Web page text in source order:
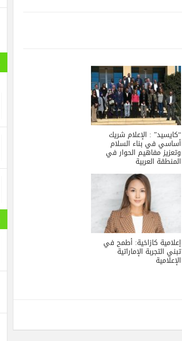
“كايسيد” : الإعلام شريك
أساسي في بناء السلام
وتعزيز مفاهيم الحوار في
المنطقة العربية
إعلامية كازاخية: أطمح في
تبني التجربة الإماراتية
الإعلامية